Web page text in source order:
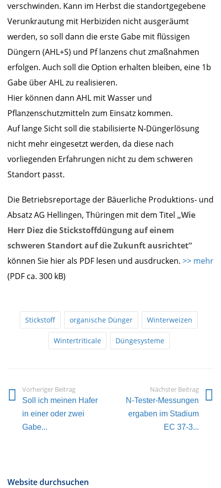
verschwinden. Kann im Herbst die standortgegebene
Verunkrautung mit Herbiziden nicht ausgeräumt
werden, so soll dann die erste Gabe mit flüssigen
Düngern (AHL+S) und Pf lanzens chut zmaßnahmen
erfolgen. Auch soll die Option erhalten bleiben, eine 1b
Gabe über AHL zu realisieren.
Hier können dann AHL mit Wasser und
Pflanzenschutzmitteln zum Einsatz kommen.
Auf lange Sicht soll die stabilisierte N-Düngerlösung
nicht mehr eingesetzt werden, da diese nach
vorliegenden Erfahrungen nicht zu dem schweren
Standort passt.
Die Betriebsreportage der Bäuerliche Produktions- und
Absatz AG Hellingen, Thüringen mit dem Titel „Wie
Herr Diez die Stickstoffdüngung auf einem
schweren Standort auf die Zukunft ausrichtet“
können Sie hier als PDF lesen und ausdrucken. >> mehr
(PDF ca. 300 kB)
Stickstoff organische Dünger Winterweizen
Wintertriticale Düngesysteme
Vorheriger Beitrag
Soll ich meinen Hafer
in einer oder zwei
Gabe...
Nächster Beitrag
N-Tester-Messungen
ergaben im Stadium
EC 37-3...
Website durchsuchen